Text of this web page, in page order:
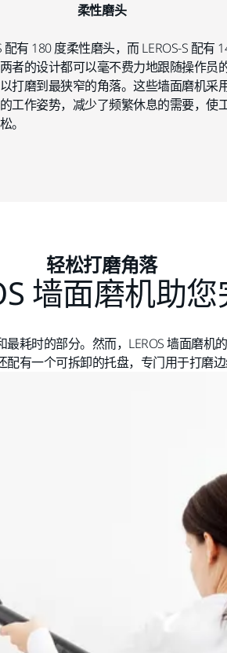
柔性磨头
配有 180 度柔性磨头，而 LEROS-S 配有
者的设计都可以毫不费力地跟随操作员
打磨到最狭窄的角落。这些墙面磨机采
工作姿势，减少了频繁休息的需要，使
。
轻松打磨角落
墙面磨机助
耗时的部分。然而，LEROS 墙面磨
有一个可拆卸的托盘，专门用于打磨边